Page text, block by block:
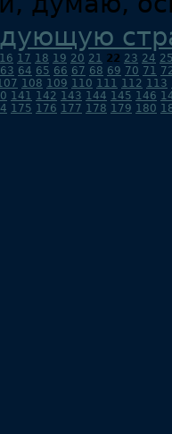
16 17 18 19 20 21 22 23 24
63 64 65 66 67 68 69 70 71
108 109 110 111 112 113
141 142 143 144 145 146
175 176 177 178 179 180